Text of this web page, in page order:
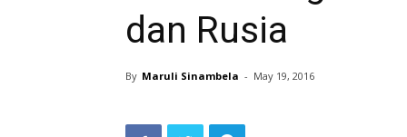
dan Rusia
By Maruli Sinambela - May 19, 2016